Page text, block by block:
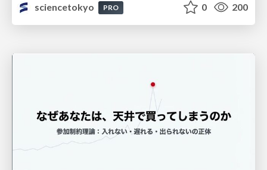
sciencetokyo
PRO 0 200